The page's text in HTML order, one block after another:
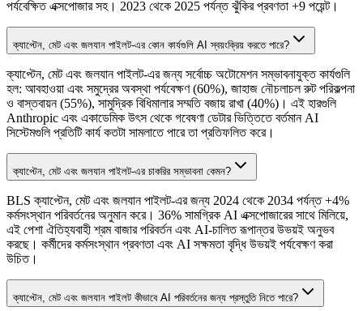
পর্যবেক্ষিত এক্সপোজার সহ। 2023 থেকে 2025 পর্যন্ত ঝুঁকির প্রবণতা +9 পয়েন্ট।
ক্যাপ্টেন, মেট এবং জলযান পাইলট-এর কোন কার্যগুলি AI স্বয়ংক্রিয় করতে পারে?
ক্যাপ্টেন, মেট এবং জলযান পাইলট-এর জন্য সর্বোচ্চ অটোমেশন সম্ভাবনাযুক্ত কার্যগুলি
হল: আবহাওয়া এবং সমুদ্রের অবস্থা পর্যবেক্ষণ (60%), জাহাজ নৌচলাচল রুট পরিকল্পনা
ও বাস্তবায়ন (55%), সামুদ্রিক বিধিমালার সম্মতি বজায় রাখা (40%)। এই হারগুলি
Anthropic এবং একাডেমিক উৎস থেকে গবেষণা ডেটার ভিত্তিতে বর্তমান AI
সিস্টেমগুলি প্রতিটি কার্য কতটা সামলাতে পারে তা প্রতিফলিত করে।
ক্যাপ্টেন, মেট এবং জলযান পাইলট-এর চাকরির সম্ভাবনা কেমন?
BLS ক্যাপ্টেন, মেট এবং জলযান পাইলট-এর জন্য 2024 থেকে 2034 পর্যন্ত +4%
কর্মসংস্থান পরিবর্তনের অনুমান করে। 36% সামগ্রিক AI এক্সপোজারের সাথে মিলিয়ে,
এই পেশা ঐতিহ্যবাহী শ্রম বাজার পরিবর্তন এবং AI-চালিত রূপান্তর উভয়ই অনুভব
করছে। কর্মীদের কর্মসংস্থান প্রবণতা এবং AI সক্ষমতা বৃদ্ধি উভয়ই পর্যবেক্ষণ করা
উচিত।
ক্যাপ্টেন, মেট এবং জলযান পাইলট কীভাবে AI পরিবর্তনের জন্য প্রস্তুতি নিতে পারে?